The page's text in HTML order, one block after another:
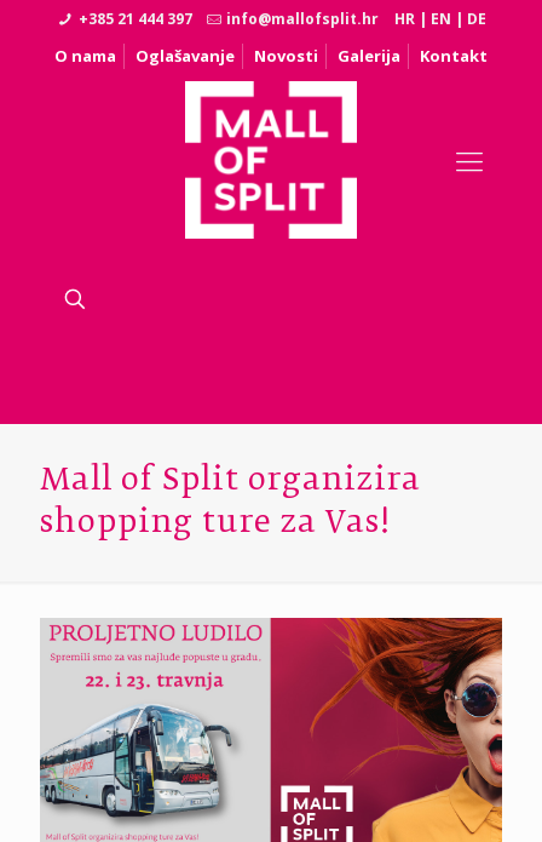
+385 21 444 397 info@mallofsplit.hr HR | EN | DE
O nama Oglašavanje Novosti Galerija Kontakt
Mall of Split organizira
shopping ture za Vas!